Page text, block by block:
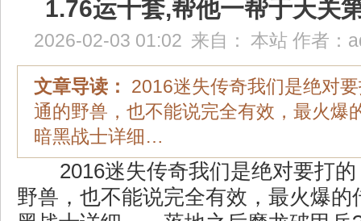
1.76运十套,帮他一帮于天关
2026-02-03 01:02 来自： 本站 作者：
文章导读：
2016迷失传奇我们是绝对
通的野兽，也不能说完全有效，最火爆
暗黑战士详细…
2016迷失传奇我们是绝对要打
野兽，也不能说完全有效，最火爆的